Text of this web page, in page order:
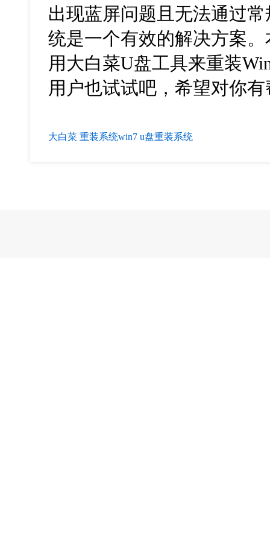
出现蓝屏问题且无法通过
统是一个有效的解决方案
用大白菜U盘工具来重装
用户也试试吧，希望对你
大白菜 重装系统win7 u盘重装系统